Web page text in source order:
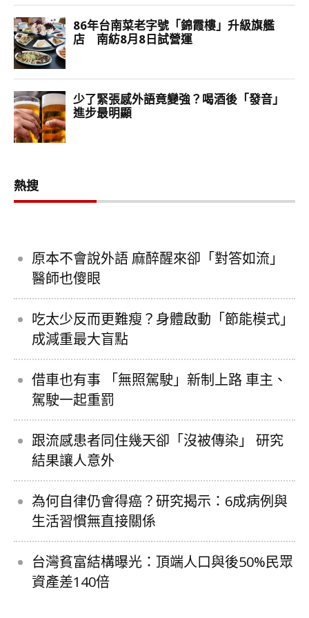
熱搜
原本不會說外語 麻醉醒來卻「對答如流」
醫師也傻眼
吃太少反而更難瘦？身體啟動「節能模式」
成減重最大盲點
借車也有事 「無照駕駛」新制上路 車主、
駕駛一起重罰
跟流感患者同住幾天卻「沒被傳染」 研究
結果讓人意外
為何自律仍會得癌？研究揭示：6成病例與
生活習慣無直接關係
台灣貧富結構曝光：頂端人口與後50%民眾
資產差140倍